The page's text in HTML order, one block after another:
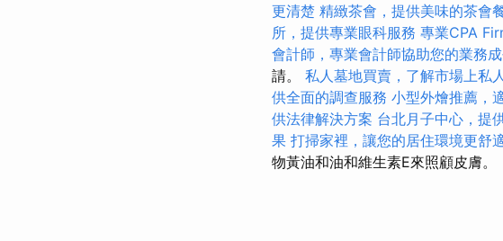
更清楚 精緻茶會，提供美味的茶會
所，提供專業眼科服務 專業CPA
會計師，專業會計師協助您的業務
請。 私人墓地買賣，了解市場上私
供全面的調查服務 小型外燴推薦，
供法律解決方案 台北月子中心，提
果 打掃家裡，讓您的居住環境更舒
物黃油和油和維生素E來照顧皮膚。